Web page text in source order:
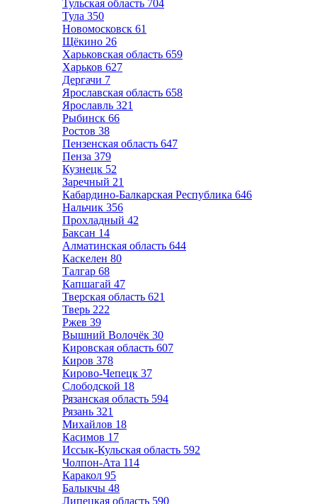
Тульская область 704
Тула 350
Новомосковск 61
Щёкино 26
Харьковская область 659
Харьков 627
Дергачи 7
Ярославская область 658
Ярославль 321
Рыбинск 66
Ростов 38
Пензенская область 647
Пенза 379
Кузнецк 52
Заречный 21
Кабардино-Балкарская Республика 646
Нальчик 356
Прохладный 42
Баксан 14
Алматинская область 644
Каскелен 80
Талгар 68
Капшагай 47
Тверская область 621
Тверь 222
Ржев 39
Вышний Волочёк 30
Кировская область 607
Киров 378
Кирово-Чепецк 37
Слободской 18
Рязанская область 594
Рязань 321
Михайлов 18
Касимов 17
Иссык-Кульская область 592
Чолпон-Ата 114
Каракол 95
Балыкчы 48
Липецкая область 590